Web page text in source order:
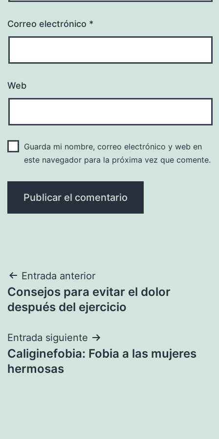
Correo electrónico *
Web
Guarda mi nombre, correo electrónico y web en
este navegador para la próxima vez que comente.
Navegación
de
Entrada anterior
Consejos para evitar el dolor
después del ejercicio
Entrada siguiente
Caliginefobia: Fobia a las mujeres
hermosas